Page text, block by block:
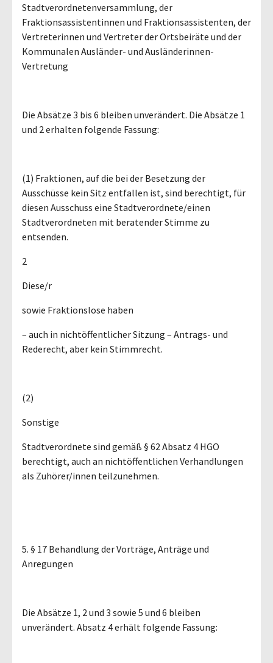
Stadtverordnetenversammlung, der
Fraktionsassistentinnen und Fraktionsassistenten, der
Vertreterinnen und Vertreter der Ortsbeiräte und der
Kommunalen Ausländer- und Ausländerinnen-
Vertretung
Die Absätze 3 bis 6 bleiben unverändert. Die Absätze 1
und 2 erhalten folgende Fassung:
(1) Fraktionen, auf die bei der Besetzung der
Ausschüsse kein Sitz entfallen ist, sind berechtigt, für
diesen Ausschuss eine Stadtverordnete/einen
Stadtverordneten mit beratender Stimme zu
entsenden.
2
Diese/r
sowie Fraktionslose haben
– auch in nichtöffentlicher Sitzung – Antrags- und
Rederecht, aber kein Stimmrecht.
(2)
Sonstige
Stadtverordnete sind gemäß § 62 Absatz 4 HGO
berechtigt, auch an nichtöffentlichen Verhandlungen
als Zuhörer/innen teilzunehmen.
5. § 17 Behandlung der Vorträge, Anträge und
Anregungen
Die Absätze 1, 2 und 3 sowie 5 und 6 bleiben
unverändert. Absatz 4 erhält folgende Fassung: